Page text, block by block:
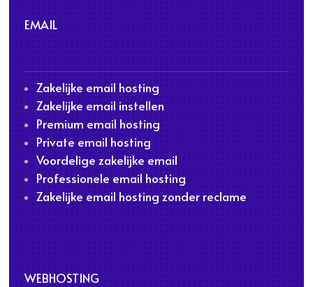
EMAIL
Zakelijke email hosting
Zakelijke email instellen
Premium email hosting
Private email hosting
Voordelige zakelijke email
Professionele email hosting
Zakelijke email hosting zonder reclame
WEBHOSTING